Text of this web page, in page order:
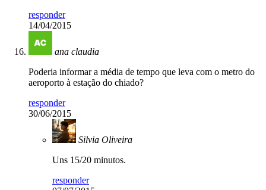
responder
14/04/2015
ana claudia
Poderia informar a média de tempo que leva com o metro do
aeroporto à estação do chiado?
responder
30/06/2015
Silvia Oliveira
Uns 15/20 minutos.
responder